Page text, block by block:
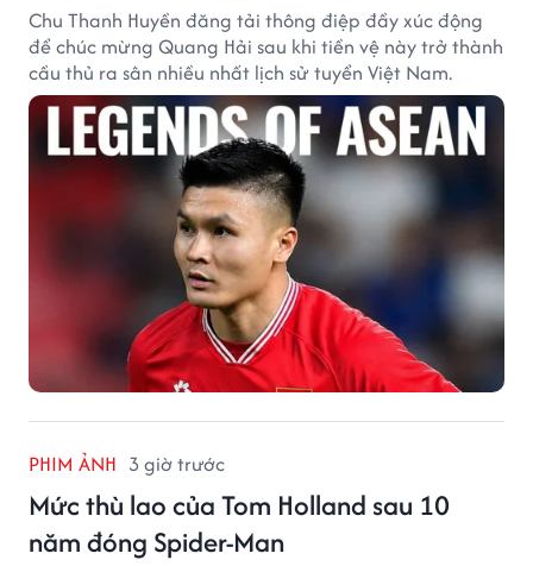
Chu Thanh Huyền đăng tải thông điệp đầy xúc động
để chúc mừng Quang Hải sau khi tiền vệ này trở thành
cầu thủ ra sân nhiều nhất lịch sử tuyển Việt Nam.
PHIM ẢNH 3 giờ trước
Mức thù lao của Tom Holland sau 10
năm đóng Spider-Man